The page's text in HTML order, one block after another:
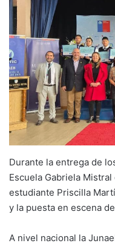
Durante la entrega de
Escuela Gabriela
estudiante Priscilla
y la puesta en escena
A nivel nacional la